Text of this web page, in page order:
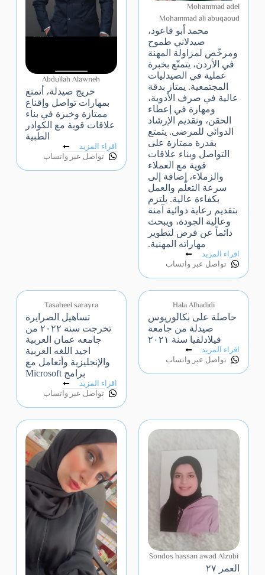
Mohammad adel
Mohammad ali abuqaoud
محمد أبو قاعود،
صيدلاني طموح
ومرخّص لمزاولة المهنة
في الأردن، يتمتّع بخبرة
عملية في الصيدليات
المجتمعية. يمتاز بدقة
عالية في صرف الأدوية،
ومهارة في إعطاء
الحقن، وتقديم الإرشاد
الدوائي للمرضى. يتمتع
بقدرة ممتازة على
التواصل وبناء علاقات
قوية مع العملاء
والزملاء، إضافة إلى
سرعة التعلّم والعمل
بكفاءة عالية. يلتزم
بتقديم رعاية دوائية آمنة
وعالية الجودة، ويبحث
دائماً عن فرص لتطوير
مهاراته المهنية.
اقراء المزيد
تواصل عبر واتساب
Abdullah Alawneh
خريج صيدلة، أتمتع
بمهارات تواصل وإقناع
ممتازة وخبرة في بناء
علاقات قوية مع الكوادر
الطبية
اقراء المزيد
تواصل عبر واتساب
Hala Alhadidi
حاصلة على بكالوريوس
صيدلة من جامعة
فيلادلفيا سنة ٢٠٢١
اقراء المزيد
تواصل عبر واتساب
Tasaheel sarayra
تساهيل الصرايرة
تخرجت سنة ٢٠٢٢ من
جامعه عمان العربية
اجيد اللغه العربية
والإنجليزية وأتعامل مع
برامج Microsoft
اقراء المزيد
تواصل عبر واتساب
Sondos hassan awad Alzubi
العمر ٢٧